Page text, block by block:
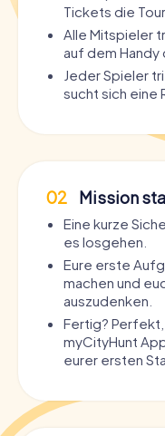
Tickets die Tour.
Alle Mitspieler
auf dem Handy
Jeder Spieler
sucht sich eine
02 Mission
Eine kurze
es losgehen.
Eure erste
machen und
auszudenken.
Fertig?
myCityHunt
eurer ersten